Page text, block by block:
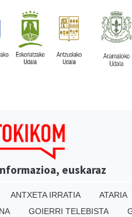
euskaraz
ANTXETA IRRATIA ATARIA
GOIERRI TELEBISTA